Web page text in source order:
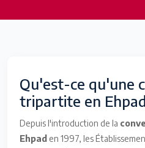
Qu'est-ce qu'une
tripartite en
Depuis l'introduction de la
Ehpad en 1997, les